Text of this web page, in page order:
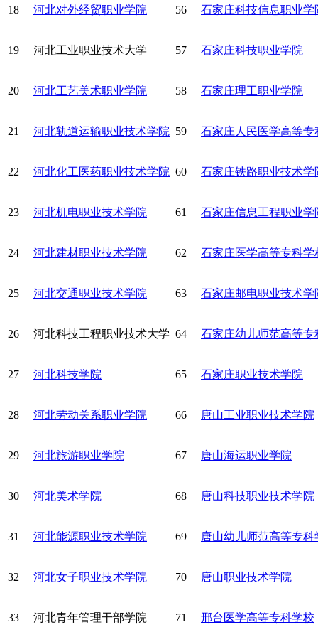
18 河北对外经贸职业学院 56 石家庄科技信息职业学
19 河北工业职业技术大学 57 石家庄科技职业学院
20 河北工艺美术职业学院 58 石家庄理工职业学院
21 河北轨道运输职业技术学院 59 石家庄人民医学高等专
22 河北化工医药职业技术学院 60 石家庄铁路职业技术学
23 河北机电职业技术学院 61 石家庄信息工程职业学
24 河北建材职业技术学院 62 石家庄医学高等专科学
25 河北交通职业技术学院 63 石家庄邮电职业技术学
26 河北科技工程职业技术大学 64 石家庄幼儿师范高等专
27 河北科技学院 65 石家庄职业技术学院
28 河北劳动关系职业学院 66 唐山工业职业技术学院
29 河北旅游职业学院 67 唐山海运职业学院
30 河北美术学院 68 唐山科技职业技术学院
31 河北能源职业技术学院 69 唐山幼儿师范高等专科
32 河北女子职业技术学院 70 唐山职业技术学院
33 河北青年管理干部学院 71 邢台医学高等专科学校